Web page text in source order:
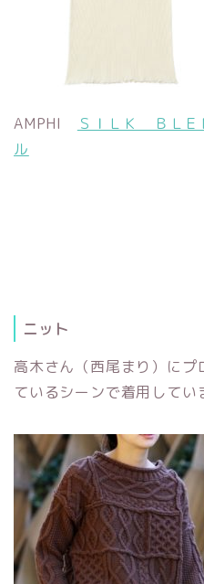
AMPHI
ＳＩＬＫ ＢＬ
ル
ニット
高木さん（西尾まり）に
ているシーンで着用してい